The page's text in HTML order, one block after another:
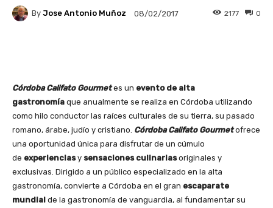
By Jose Antonio Muñoz 08/02/2017 0
2177
Córdoba Califato Gourmetes un evento de alta
gastronomía que anualmente se realiza en Córdoba utilizando
como hilo conductor las raíces culturales de su tierra, su pasado
romano, árabe, judío y cristiano. Córdoba Califato Gourmetofrece
una oportunidad única para disfrutar de un cúmulo
de experiencias y sensaciones culinariasoriginales y
exclusivas. Dirigido a un público especializado en la alta
gastronomía, convierte a Córdoba en el gran escaparate
mundial de la gastronomía de vanguardia, al fundamentar su